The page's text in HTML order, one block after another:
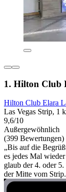
1. Hilton Club
Hilton Club Elara
Las Vegas Strip, 1
9,6/10
Außergewöhnlich
(399 Bewertungen)
„Bis auf die
es jedes Mal
glaub der 4. oder
der Mitte vom